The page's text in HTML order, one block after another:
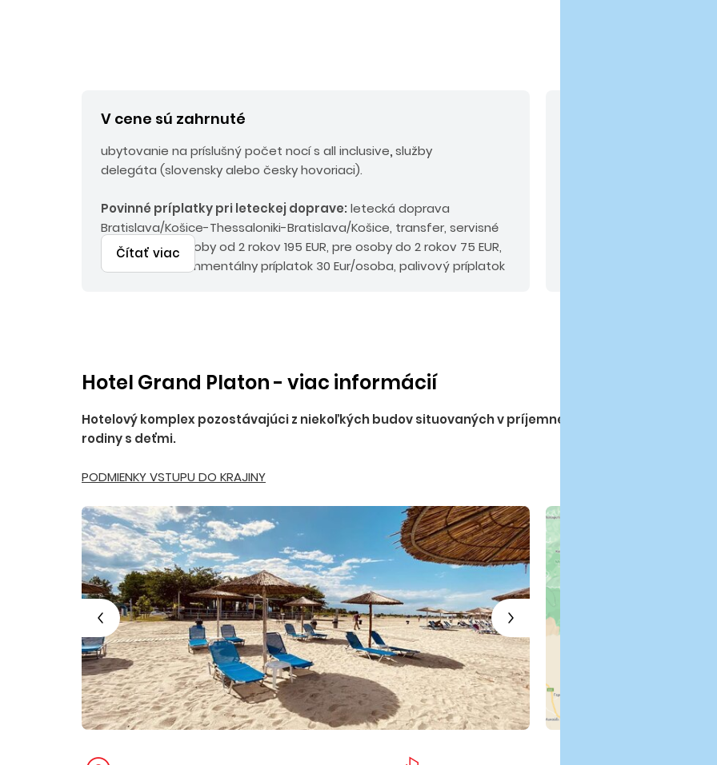
V cene sú zahrnuté
ubytovanie na príslušný počet nocí s all inclusive,služby
delegáta (slovensky alebo česky hovoriaci).
Povinné príplatky pri leteckej doprave:letecká doprava
Bratislava/Košice-Thessaloniki-Bratislava/Košice, transfer, servisné
poplatky pre osoby od 2 rokov 195 EUR, pre osoby do 2 rokov 75 EUR,
emiský a environmentálny príplatok 30 Eur/osoba, palivový príplatok
Čítať viac
Hotel Grand Platon - viac informácií
Hotelový komplex pozostávajúci z niekoľkých budov situovaných v príjemnej, udržiavanej záhrade,
rodiny s deťmi.
PODMIENKY VSTUPU DO KRAJINY